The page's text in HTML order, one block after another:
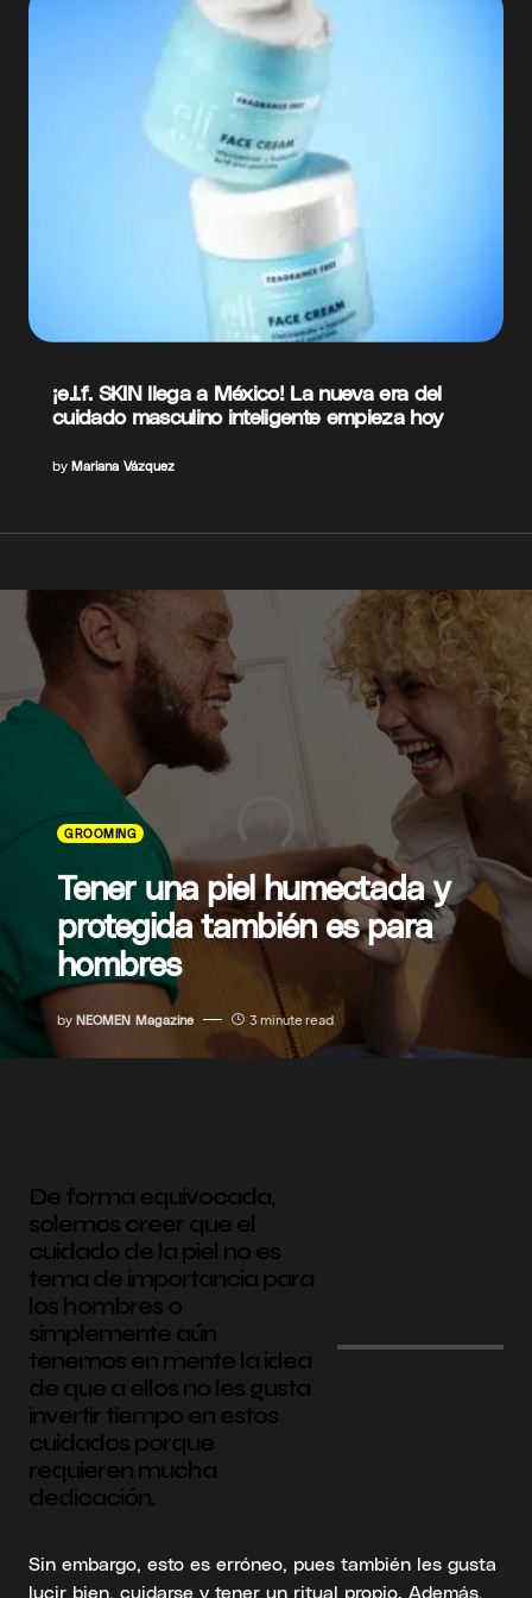
¡e.l.f. SKIN llega a México! La nueva era del
cuidado masculino inteligente empieza hoy
by Mariana Vázquez
GROOMING
Tener una piel humectada y
protegida también es para
hombres
by NEOMEN Magazine 3 minute read
De forma equivocada,
solemos creer que el
cuidado de la piel no es
tema de importancia para
los hombres o
simplemente aún
tenemos en mente la idea
de que a ellos no les gusta
invertir tiempo en estos
cuidados porque
requieren mucha
dedicación.
Sin embargo, esto es erróneo, pues también les gusta
lucir bien, cuidarse y tener un ritual propio. Además,